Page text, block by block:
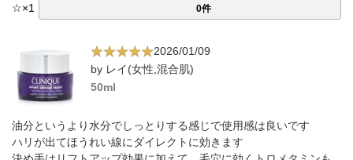
☆×1 0件
2026/01/09
by レイ(女性,混合肌)
50ml
油分というより水分でしっとりする感じで使用感は良いです
ハリが出てほうれい線にダイレクトに効きます